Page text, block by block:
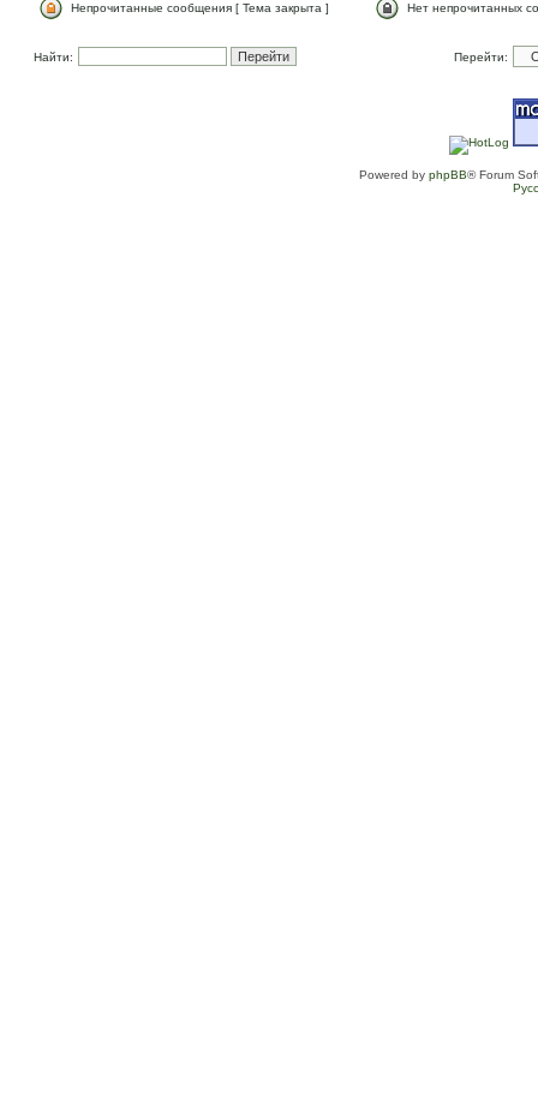
Непрочитанные сообщения [ Тема закрыта ] Нет непрочитанных
Найти: Перейти:
Powered by phpBB® Forum